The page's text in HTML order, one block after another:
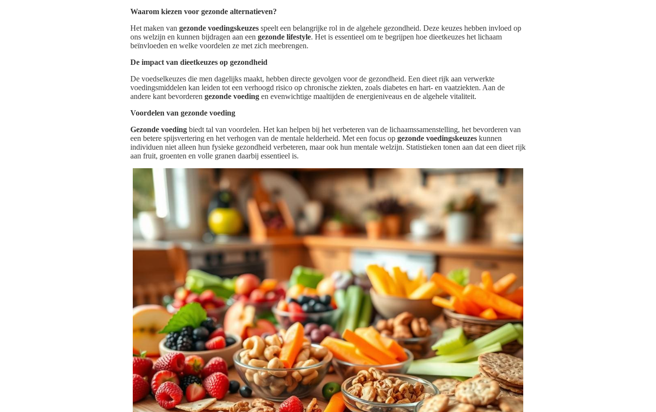
Waarom kiezen voor gezonde alternatieven?
Het maken van gezonde voedingskeuzes speelt een belangrijke rol in de algehele gezondheid. Deze keuzes hebben invloed op
ons welzijn en kunnen bijdragen aan een gezonde lifestyle. Het is essentieel om te begrijpen hoe dieetkeuzes het lichaam
beïnvloeden en welke voordelen ze met zich meebrengen.
De impact van dieetkeuzes op gezondheid
De voedselkeuzes die men dagelijks maakt, hebben directe gevolgen voor de gezondheid. Een dieet rijk aan verwerkte
voedingsmiddelen kan leiden tot een verhoogd risico op chronische ziekten, zoals diabetes en hart- en vaatziekten. Aan de
andere kant bevorderen gezonde voeding en evenwichtige maaltijden de energieniveaus en de algehele vitaliteit.
Voordelen van gezonde voeding
Gezonde voeding biedt tal van voordelen. Het kan helpen bij het verbeteren van de lichaamssamenstelling, het bevorderen van
een betere spijsvertering en het verhogen van de mentale helderheid. Met een focus op gezonde voedingskeuzes kunnen
individuen niet alleen hun fysieke gezondheid verbeteren, maar ook hun mentale welzijn. Statistieken tonen aan dat een dieet rijk
aan fruit, groenten en volle granen daarbij essentieel is.